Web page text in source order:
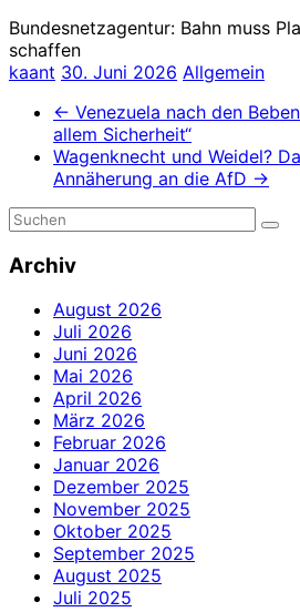
Bundesnetzagentur: Bahn muss
schaffen
kaant 30. Juni 2026 Allgemein
← Venezuela nach den
allem Sicherheit“
Wagenknecht und Weidel?
Annäherung an die AfD →
Archiv
August 2026
Juli 2026
Juni 2026
Mai 2026
April 2026
März 2026
Februar 2026
Januar 2026
Dezember 2025
November 2025
Oktober 2025
September 2025
August 2025
Juli 2025